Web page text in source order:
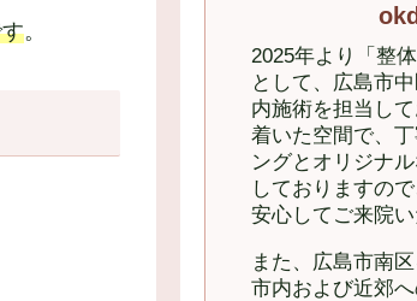
。
2025年より「整
として、広島市
内施術を担当し
着いた空間で、
ングとオリジナ
しておりますの
安心してご来院い
また、広島市南
市内および近郊